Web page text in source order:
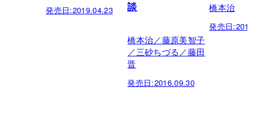
発売日:2019.04.23
談
橋本治／藤原美智子
／三砂ちづる／藤田
晋
発売日:2016.09.30
橋本治
発売日: